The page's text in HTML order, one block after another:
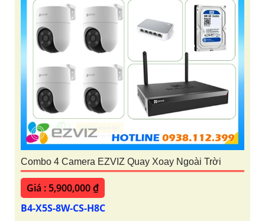
Combo 4 Camera EZVIZ Quay Xoay Ngoài Trời
Giá : 5,900,000 ₫
B4-X5S-8W-CS-H8C